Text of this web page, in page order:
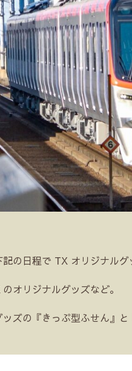
の日程で TX オリジナルグ
オリジナルグッズなど。
ズの『きっぷ型ふせん』